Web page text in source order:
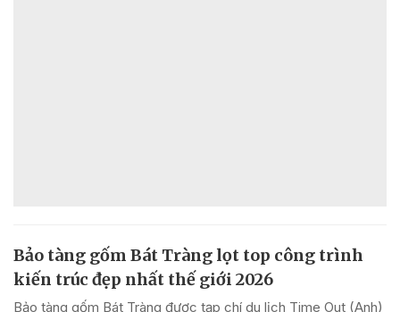
Bảo tàng gốm Bát Tràng lọt top công trình
kiến trúc đẹp nhất thế giới 2026
Bảo tàng gốm Bát Tràng được tạp chí du lịch Time Out (Anh)